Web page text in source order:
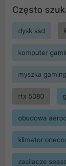
Często
dysk ssd
komputer
myszka
rtx 5080
obudowa
klimator
zasilacze